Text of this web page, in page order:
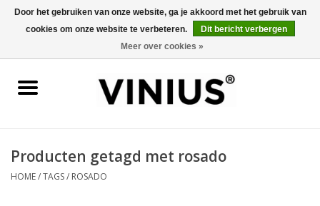
0 Artikelen - €0,00
Wijn per kleur/soort
Producten getagd met rosado
HOME/TAGS/ ROSADO
Door het gebruiken van onze website, ga je akkoord met het gebruik van
cookies om onze website te verbeteren.
Dit bericht verbergen
Meer over cookies »